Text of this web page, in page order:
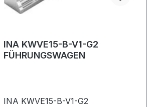
INA KWVE15-B-V1-G2
FÜHRUNGSWAGEN
INA KWVE15-B-V1-G2